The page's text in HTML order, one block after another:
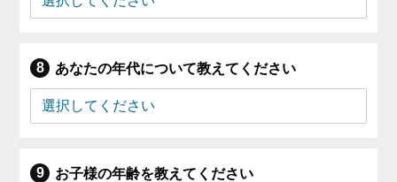
あなたの年代について教えてください
お子様の年齢を教えてください